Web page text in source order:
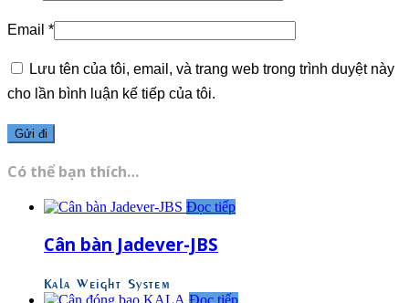
Email *
Lưu tên của tôi, email, và trang web trong trình duyệt này
cho lần bình luận kế tiếp của tôi.
Có thể bạn thích…
Đọc tiếp
Cân bàn Jadever-JBS
Kala Weight System
Đọc tiếp